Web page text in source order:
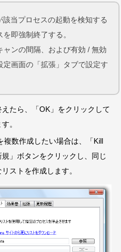
該当プロセスの起動を検知する
即強制終了する。
ャンの間隔、および有効 / 無効
定画面の「拡張」タブで設定す
たら、「OK」をクリックして
。
複数作成したい場合は、「Kill
」ボタンをクリックし、同じ
ストを作成します。